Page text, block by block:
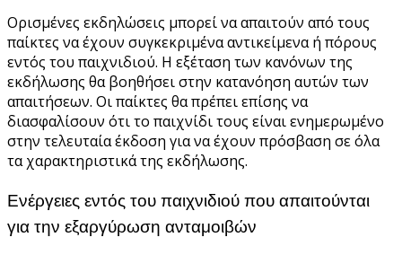
Ορισμένες εκδηλώσεις μπορεί να απαιτούν από τους
παίκτες να έχουν συγκεκριμένα αντικείμενα ή πόρους
εντός του παιχνιδιού. Η εξέταση των κανόνων της
εκδήλωσης θα βοηθήσει στην κατανόηση αυτών των
απαιτήσεων. Οι παίκτες θα πρέπει επίσης να
διασφαλίσουν ότι το παιχνίδι τους είναι ενημερωμένο
στην τελευταία έκδοση για να έχουν πρόσβαση σε όλα
τα χαρακτηριστικά της εκδήλωσης.
Ενέργειες εντός του παιχνιδιού που απαιτούνται
για την εξαργύρωση ανταμοιβών